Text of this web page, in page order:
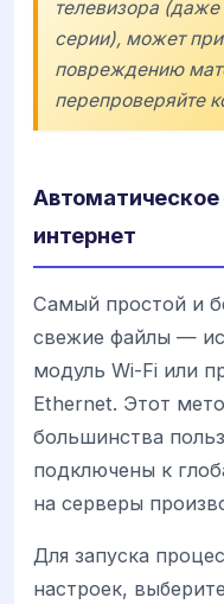
телевизора
серии), может
повреждению
перепроверяйте
Автоматическое
интернет
Самый простой и
свежие файлы —
модуль Wi-Fi или
Ethernet. Этот
большинства
подключены к
на серверы
Для запуска
настроек,